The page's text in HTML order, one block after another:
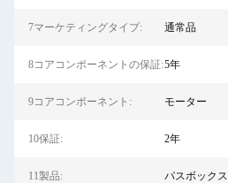
7マーケティングタイプ: 通常品
8コアコンポーネントの保証:5年
9コアコンポーネント: モーター
10保証: 2年
11製品: パスボックス